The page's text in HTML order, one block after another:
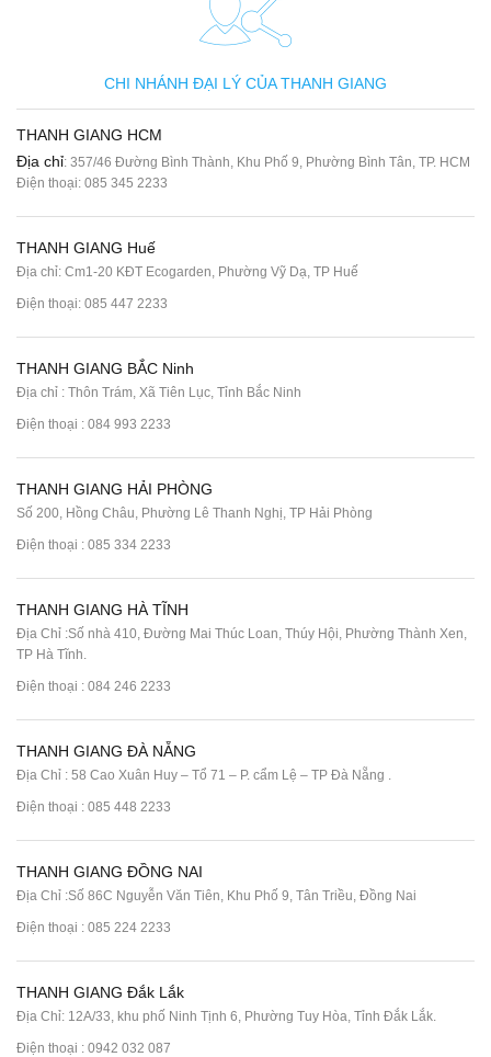
CHI NHÁNH ĐẠI LÝ CỦA THANH GIANG
THANH GIANG HCM
Địa chỉ: 357/46 Đường Bình Thành, Khu Phố 9, Phường Bình Tân, TP. HCM
Điện thoại: 085 345 2233
THANH GIANG Huế
Địa chỉ: Cm1-20 KĐT Ecogarden, Phường Vỹ Dạ, TP Huế
Điện thoại: 085 447 2233
THANH GIANG BẮC Ninh
Địa chỉ : Thôn Trám, Xã Tiên Lục, Tỉnh Bắc Ninh
Điện thoại : 084 993 2233
THANH GIANG HẢI PHÒNG
Số 200, Hồng Châu, Phường Lê Thanh Nghị, TP Hải Phòng
Điện thoại : 085 334 2233
THANH GIANG HÀ TĨNH
Địa Chỉ :Số nhà 410, Đường Mai Thúc Loan, Thúy Hội, Phường Thành Xen,
TP Hà Tĩnh.
Điện thoại : 084 246 2233
THANH GIANG ĐÀ NẴNG
Địa Chỉ : 58 Cao Xuân Huy – Tổ 71 – P. cẩm Lệ – TP Đà Nẵng .
Điện thoại : 085 448 2233
THANH GIANG ĐỒNG NAI
Địa Chỉ :Số 86C Nguyễn Văn Tiên, Khu Phố 9, Tân Triều, Đồng Nai
Điện thoại : 085 224 2233
THANH GIANG Đắk Lắk
Địa Chỉ: 12A/33, khu phố Ninh Tịnh 6, Phường Tuy Hòa, Tỉnh Đắk Lắk.
Điện thoại : 0942 032 087